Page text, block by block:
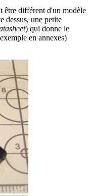
être différent d'un modèle
dessus, une petite
) qui donne le
en annexes)